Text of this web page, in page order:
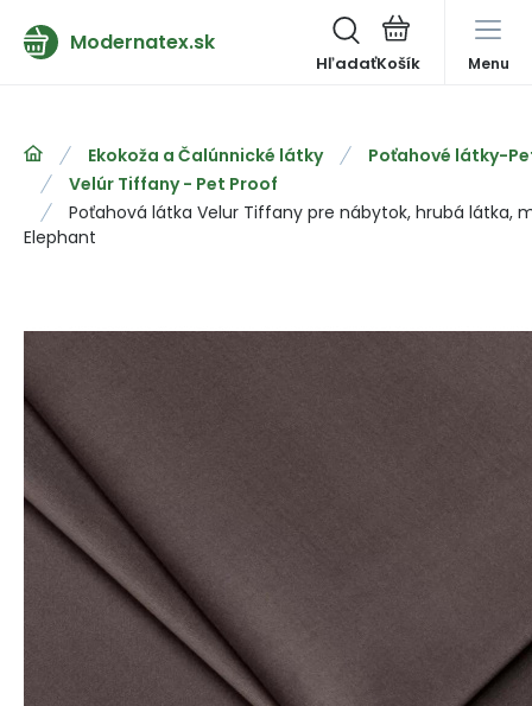
Modernatex.sk
Hľadať Menu
Ekokoža a Čalúnnické látky
Poťahové látky-
Velúr Tiffany - Pet Proof
Poťahová látka Velur Tiffany pre nábytok, hrubá látka,
Elephant